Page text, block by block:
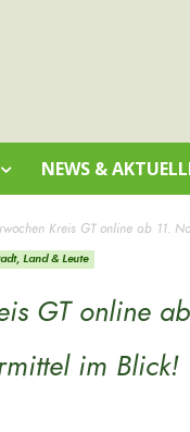
NEWS &
Kreis GT online ab 11.
Land & Leute
GT online
im Blick!